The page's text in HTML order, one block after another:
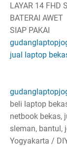
LAYAR 14 FHD
BATERAI AWET
SIAP PAKAI
jual laptop
beli laptop
netbook bekas,
sleman, bantul,
Yogyakarta /